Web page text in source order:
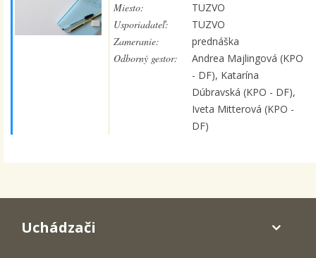
Miesto:
TUZVO
Usporiadateľ:
TUZVO
Zameranie:
prednáška
Odborný gestor:
Andrea Majlingová (KPO
- DF), Katarína
Dúbravská (KPO - DF),
Iveta Mitterová (KPO -
DF)
Uchádzači